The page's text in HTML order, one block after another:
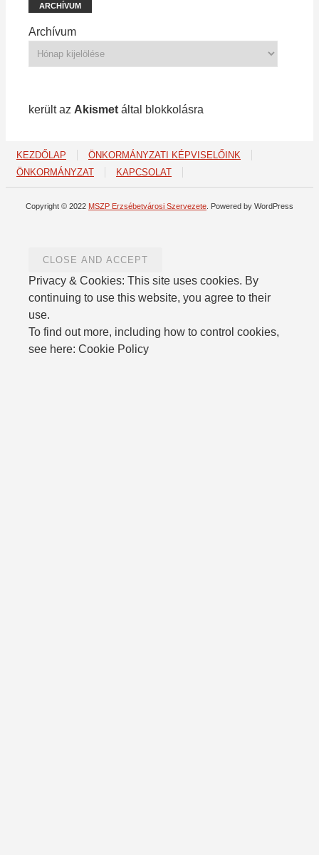
ARCHÍVUM
Archívum
került az Akismet által blokkolásra
KEZDŐLAP
ÖNKORMÁNYZATI KÉPVISELŐINK
ÖNKORMÁNYZAT
KAPCSOLAT
Copyright © 2022 MSZP Erzsébetvárosi Szervezete . Powered by WordPress
Privacy & Cookies: This site uses cookies. By
continuing to use this website, you agree to their
use.
To find out more, including how to control cookies,
see here: Cookie Policy